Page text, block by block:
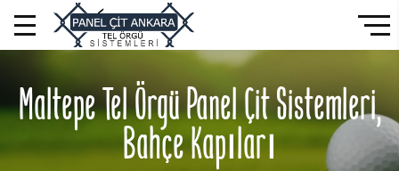
Maltepe Tel Örgü Panel Çit Sistemleri,
Bahçe Kapıları